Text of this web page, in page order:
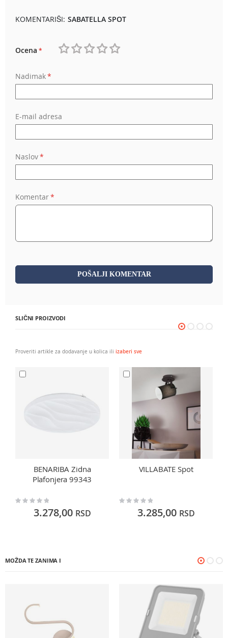
KOMENTARIŠI: SABATELLA SPOT
Ocena
Nadimak
E-mail adresa
Naslov
Komentar
POŠALJI KOMENTAR
SLIČNI PROIZVODI
Proveriti artikle za dodavanje u kolica ili izaberi sve
BENARIBA Zidna
Plafonjera 99343
Rating:
3.278,00 RSD
VILLABATE Spot
Rating:
3.285,00 RSD
MOŽDA TE ZANIMA I